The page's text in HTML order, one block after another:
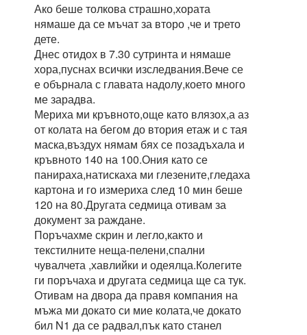
Ако беше толкова страшно,хората
нямаше да се мъчат за второ ,че и трето
дете.
Днес отидох в 7.30 сутринта и нямаше
хора,пуснах всички изследвания.Вече се
е обърнала с главата надолу,което много
ме зарадва.
Мериха ми кръвното,още като влязох,а аз
от колата на бегом до втория етаж и с тая
маска,въздух нямам бях се позадъхала и
кръвното 140 на 100.Ония като се
панираха,натискаха ми глезените,гледаха
картона и го измериха след 10 мин беше
120 на 80.Другата седмица отивам за
документ за раждане.
Поръчахме скрин и легло,както и
текстилните неща-пелени,спални
чувалчета ,хавлийки и одеялца.Колегите
ги поръчаха и другата седмица ще са тук.
Отивам на двора да правя компания на
мъжа ми докато си мие колата,че докато
бил N1 да се радвал,пък като станел